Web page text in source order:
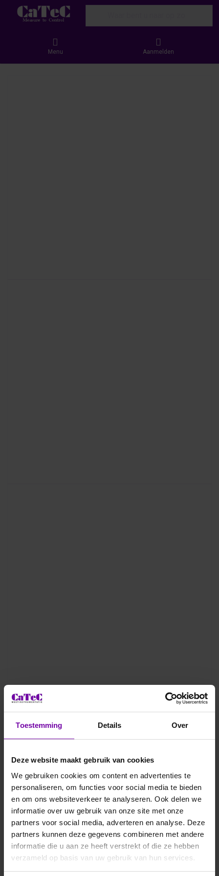
Toestemming Details Over
Deze website maakt gebruik van cookies
We gebruiken cookies om content en advertenties te
personaliseren, om functies voor social media te bieden
en om ons websiteverkeer te analyseren. Ook delen we
informatie over uw gebruik van onze site met onze
partners voor social media, adverteren en analyse. Deze
partners kunnen deze gegevens combineren met andere
informatie die u aan ze heeft verstrekt of die ze hebben
verzameld op basis van uw gebruik van hun services.
Menu Aanmelden